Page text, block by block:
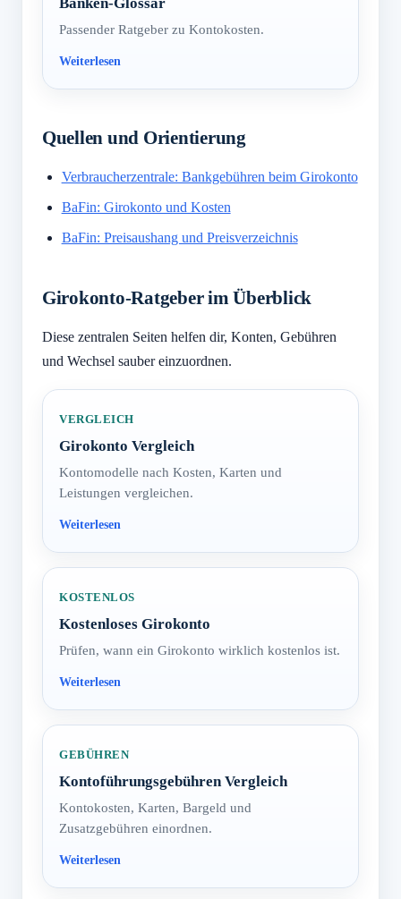
Passender Ratgeber zu Kontokosten.
Quellen und Orientierung
Verbraucherzentrale: Bankgebühren beim Girokonto
BaFin: Girokonto und Kosten
BaFin: Preisaushang und Preisverzeichnis
Girokonto-Ratgeber im Überblick
Diese zentralen Seiten helfen dir, Konten, Gebühren
und Wechsel sauber einzuordnen.
VERGLEICH
Girokonto Vergleich
Kontomodelle nach Kosten, Karten und
Leistungen vergleichen.
KOSTENLOS
Kostenloses Girokonto
Prüfen, wann ein Girokonto wirklich kostenlos ist.
GEBÜHREN
Kontoführungsgebühren Vergleich
Kontokosten, Karten, Bargeld und
Zusatzgebühren einordnen.